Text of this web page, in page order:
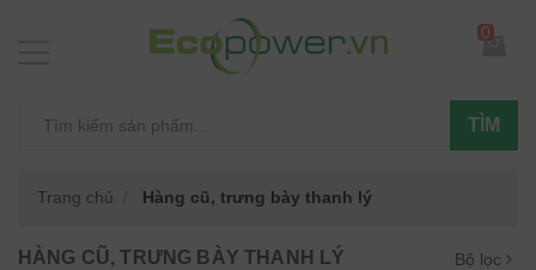
TÌM
0
Trang chủ Hàng cũ, trưng bày thanh lý
HÀNG CŨ, TRƯNG BÀY THANH LÝ Bộ lọc